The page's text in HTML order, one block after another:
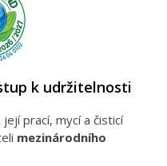
k udržitelnosti
její prací, mycí a čisticí
mezinárodního